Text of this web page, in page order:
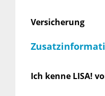
Versicherung
Ich kenne LISA!